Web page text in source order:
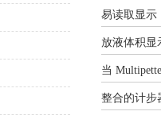
易读取显示
放液体积显
当
整合的计步